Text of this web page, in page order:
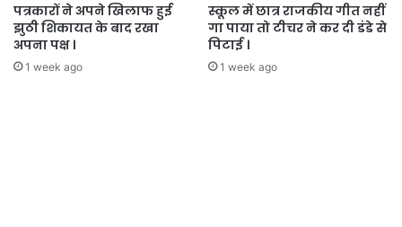
पत्रकारों ने अपने खिलाफ हुई
झुठी शिकायत के बाद रखा
अपना पक्ष ।
1 week ago
स्कूल में छात्र राजकीय गीत नहीं
गा पाया तो टीचर ने कर दी डंडे से
पिटाई ।
1 week ago